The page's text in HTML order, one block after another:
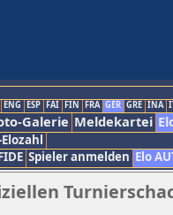
ENG ESP FAI FIN FRA GER GRE INA
Galerie Meldekartei
Spieler anmelden Elo